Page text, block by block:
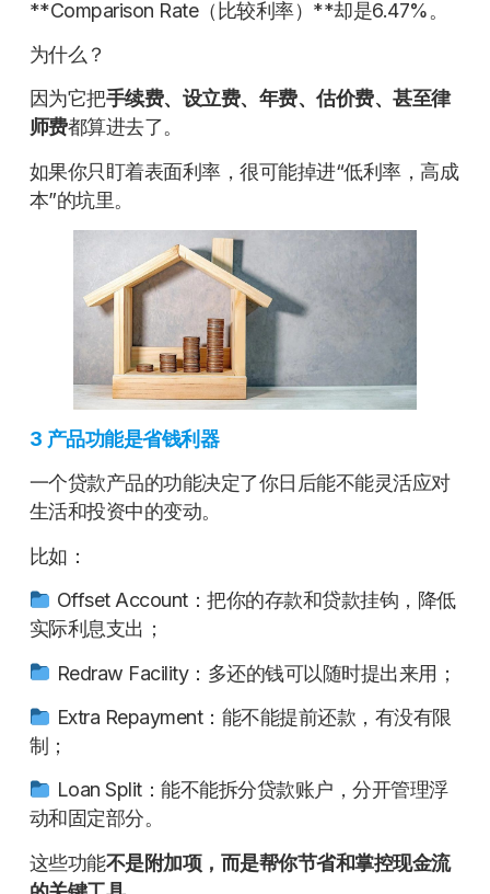
**Comparison Rate（比较利率）**却是6.47%。
为什么？
因为它把手续费、设立费、年费、估价费、甚至律
师费都算进去了。
如果你只盯着表面利率，很可能掉进“低利率，高成
本”的坑里。
3 产品功能是省钱利器
一个贷款产品的功能决定了你日后能不能灵活应对
生活和投资中的变动。
比如：
Offset Account：把你的存款和贷款挂钩，降低
实际利息支出；
Redraw Facility：多还的钱可以随时提出来用；
Extra Repayment：能不能提前还款，有没有限
制；
Loan Split：能不能拆分贷款账户，分开管理浮
动和固定部分。
这些功能不是附加项，而是帮你节省和掌控现金流